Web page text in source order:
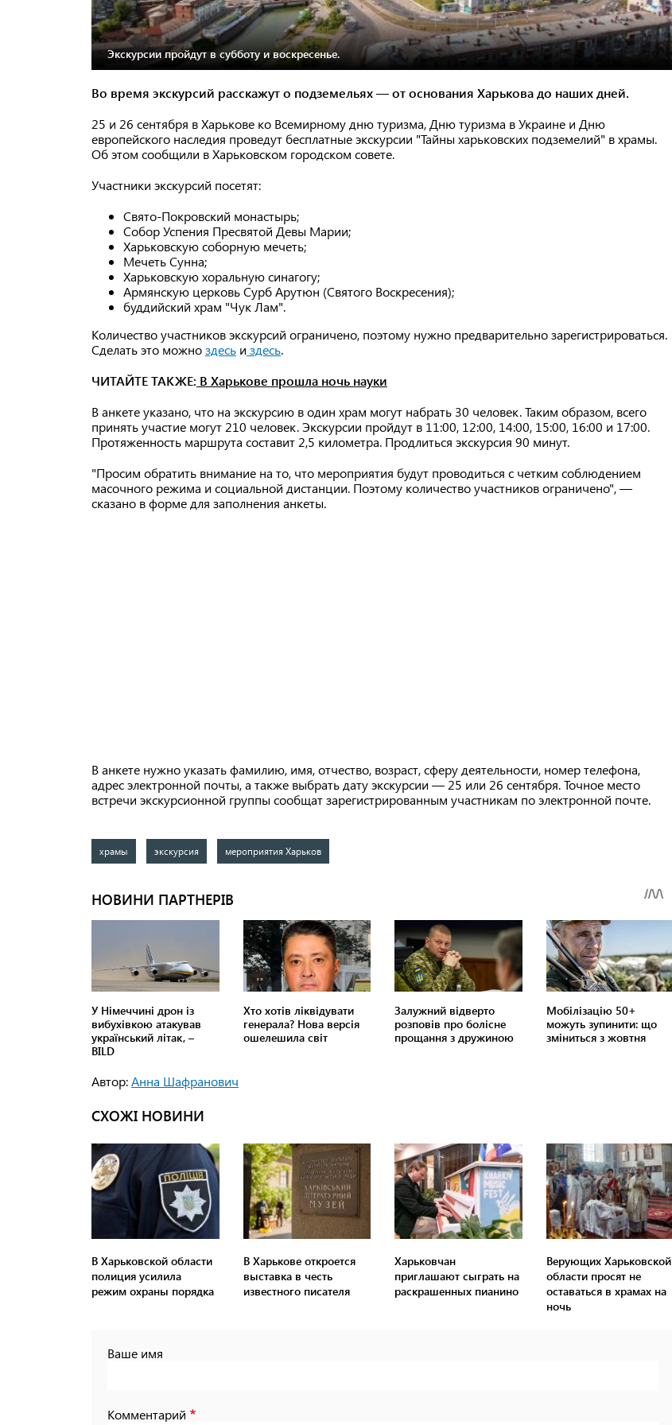
Экскурсии пройдут в субботу и воскресенье.
Во время экскурсий расскажут о подземельях — от основания Харькова до наших дней.
25 и 26 сентября в Харькове ко Всемирному дню туризма, Дню туризма в Украине и Дню
европейского наследия проведут бесплатные экскурсии "Тайны харьковских подземелий" в храмы.
Об этом сообщили в Харьковском городском совете.
Участники экскурсий посетят:
Свято-Покровский монастырь;
Собор Успения Пресвятой Девы Марии;
Харьковскую соборную мечеть;
Мечеть Сунна;
Харьковскую хоральную синагогу;
Армянскую церковь Сурб Арутюн (Святого Воскресения);
буддийский храм "Чук Лам".
Количество участников экскурсий ограничено, поэтому нужно предварительно зарегистрироваться.
Сделать это можноздесь и здесь.
ЧИТАЙТЕ ТАКЖЕ: В Харькове прошла ночь науки
В анкете указано, что на экскурсию в один храм могут набрать 30 человек. Таким образом, всего
принять участие могут 210 человек. Экскурсии пройдут в 11:00, 12:00, 14:00, 15:00, 16:00 и 17:00.
Протяженность маршрута составит 2,5 километра. Продлиться экскурсия 90 минут.
"Просим обратить внимание на то, что мероприятия будут проводиться с четким соблюдением
масочного режима и социальной дистанции. Поэтому количество участников ограничено", —
сказано в форме для заполнения анкеты.
В анкете нужно указать фамилию, имя, отчество, возраст, сферу деятельности, номер телефона,
адрес электронной почты, а также выбрать дату экскурсии — 25 или 26 сентября. Точное место
встречи экскурсионной группы сообщат зарегистрированным участникам по электронной почте.
храмы экскурсия мероприятия Харьков
Автор:Анна Шафранович
СХОЖІ НОВИНИ
В Харьковской области
полиция усилила
режим охраны порядка
В Харькове откроется
выставка в честь
известного писателя
Харьковчан
приглашают сыграть на
раскрашенных пианино
Верующих Харьковской
области просят не
оставаться в храмах на
ночь
Ваше имя
Комментарий